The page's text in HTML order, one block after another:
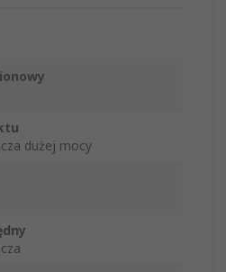
dużej mocy